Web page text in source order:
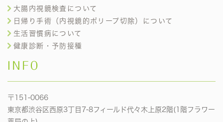
大腸内視鏡検査について
日帰り手術（内視鏡的ポリープ切除）について
生活習慣病について
健康診断・予防接種
INFO
〒151-0066
東京都渋谷区西原3丁目7-8フィールド代々木上原2階(1階フラワー